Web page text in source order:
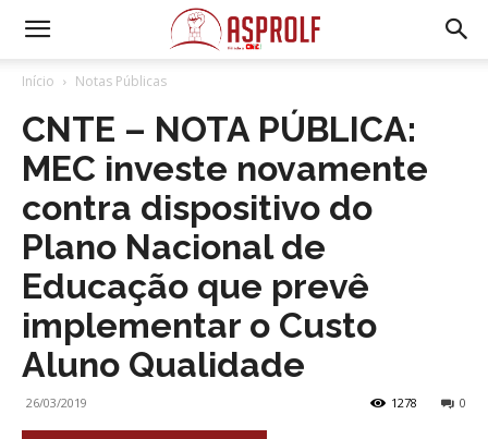
Início Notas Públicas
CNTE – NOTA PÚBLICA:
MEC investe novamente
contra dispositivo do
Plano Nacional de
Educação que prevê
implementar o Custo
Aluno Qualidade
26/03/2019 0
1278